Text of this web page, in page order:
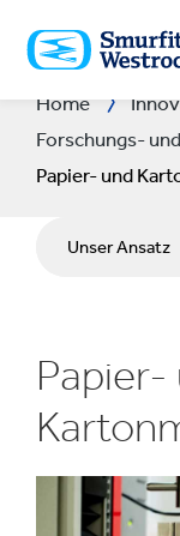
HAUPTINHALT
SPRINGEN
Home
Forschungs-
Papier- und
Unser Ansatz
F&E Centres
Experience
Tools & Systeme
Papier-